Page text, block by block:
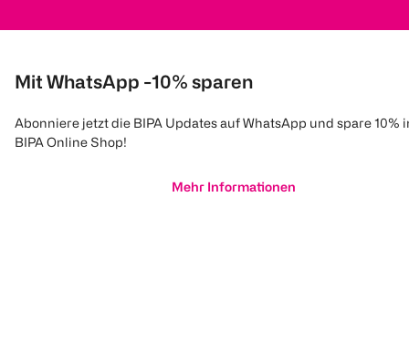
Mit WhatsApp -10% sparen
Abonniere jetzt die BIPA Updates auf WhatsApp und spare 10%
BIPA Online Shop!
Mehr Informationen